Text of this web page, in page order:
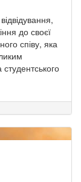
до своєї
співу, яка